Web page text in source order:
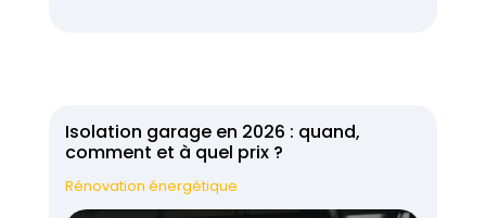
Isolation garage en 2026 : quand,
comment et à quel prix ?
Rénovation énergétique